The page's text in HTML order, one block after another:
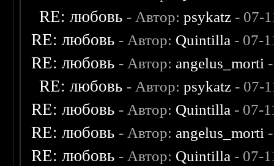
RE: любовь - Автор:psykatz - 07-
RE: любовь - Автор: Quintilla - 07-
RE: любовь - Автор: angelus_morti
RE: любовь - Автор:psykatz - 07-
RE: любовь - Автор: Quintilla - 07-
RE: любовь - Автор: angelus_morti
RE: любовь - Автор: Quintilla - 07-